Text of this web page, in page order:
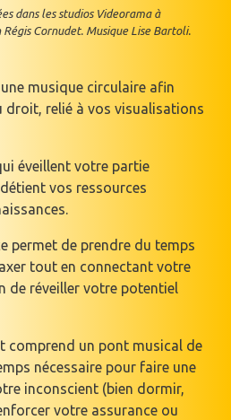
dans les studios Videorama à
Régis Cornudet. Musique Lise Bartoli.
musique circulaire afin
droit, relié à vos visualisations
éveillent votre partie
vos ressources
permet de prendre du temps
tout en connectant votre
de réveiller votre potentiel
comprend un pont musical de
nécessaire pour faire une
inconscient (bien dormir,
votre assurance ou